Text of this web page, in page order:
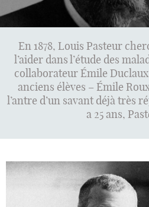
En 1878, Louis Pasteur
l’aider dans l’étude des
collaborateur Émile
anciens élèves – Émile
l’antre d’un savant déjà très
a 25 ans,